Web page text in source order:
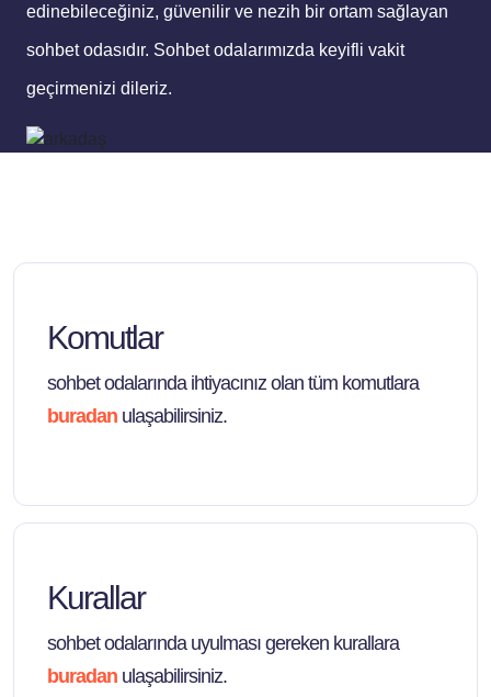
edinebileceğiniz, güvenilir ve nezih bir ortam sağlayan
sohbet odasıdır. Sohbet odalarımızda keyifli vakit
geçirmenizi dileriz.
Komutlar
sohbet odalarında ihtiyacınız olan tüm komutlara
buradan ulaşabilirsiniz.
Kurallar
sohbet odalarında uyulması gereken kurallara
buradan ulaşabilirsiniz.